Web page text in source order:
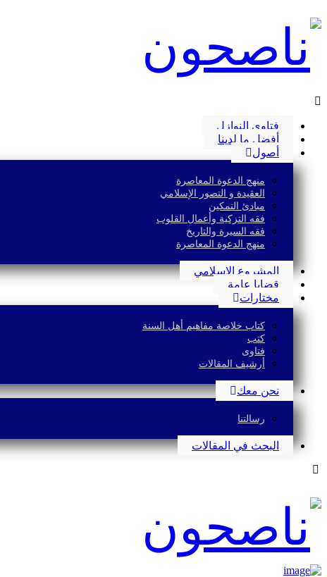
فتاوى النوازل
أفضل ما لدينا
أصول
منهج الدعوة المعاصرة
العقيدة و التصور الإسلامي
مبادئ التمكين
فقه التزكية وأعمال القلوب
فقه السيرة والتاريخ
منهج الدعوة المعاصرة
المشروع الإسلامي
قضايا عامة
مختارات
كتاب خلاصة مفاهيم أهل السنة
كتب
فتاوى
أرشيف المقالات
نحن معك
رسالتنا
البحث في المقالات